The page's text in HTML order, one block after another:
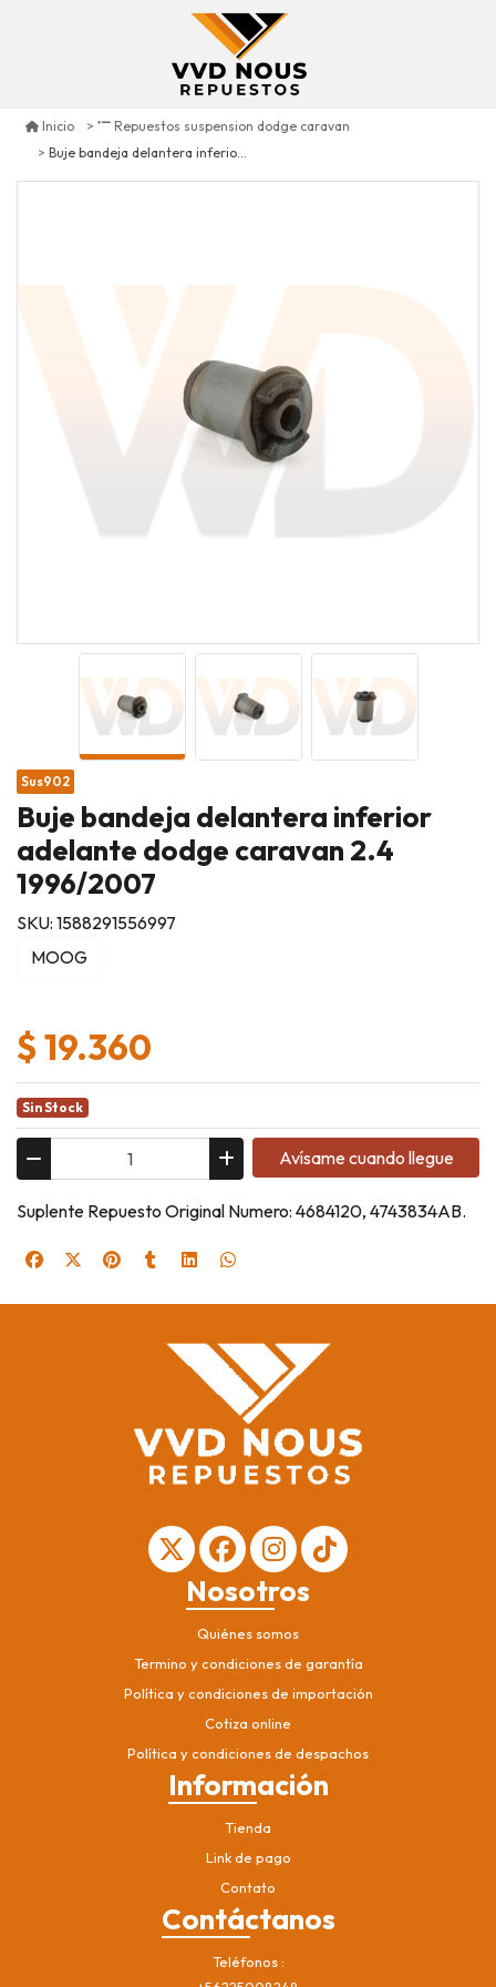
Inicio
Repuestos suspension dodge caravan
Buje bandeja delantera inferior adelante dodge caravan 2.4 1996/2007
Sus902
Buje bandeja delantera inferior
adelante dodge caravan 2.4
1996/2007
SKU: 1588291556997
MOOG
$ 19.360
Sin Stock
Avísame cuando llegue
Suplente Repuesto Original Numero: 4684120, 4743834AB.
Nosotros
Quiénes somos
Termino y condiciones de garantía
Política y condiciones de importación
Cotiza online
Política y condiciones de despachos
Información
Tienda
Link de pago
Contato
Contáctanos
Teléfonos